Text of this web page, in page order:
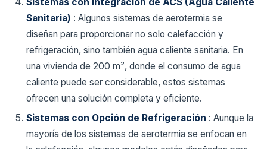
Sanitaria) : Algunos sistemas de aerotermia se
diseñan para proporcionar no solo calefacción y
refrigeración, sino también agua caliente sanitaria. En
una vivienda de 200 m², donde el consumo de agua
caliente puede ser considerable, estos sistemas
ofrecen una solución completa y eficiente.
Sistemas con Opción de Refrigeración : Aunque la
mayoría de los sistemas de aerotermia se enfocan en